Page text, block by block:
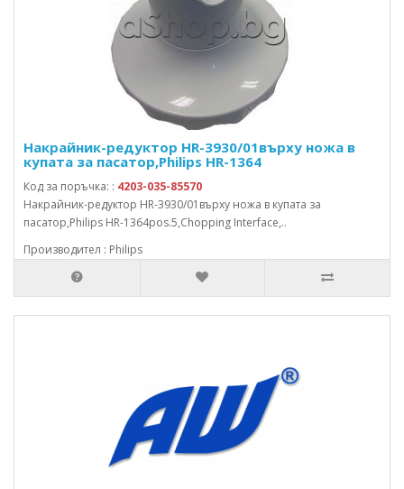
Накрайник-редуктор HR-3930/01върху ножа в
купата за пасатор,Philips HR-1364
Код за поръчка: : 4203-035-85570
Накрайник-редуктор HR-3930/01върху ножа в купата за
пасатор,Philips HR-1364pos.5,Chopping Interface,..
Производител : Philips